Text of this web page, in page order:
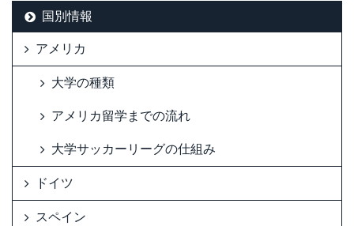
国別情報
アメリカ
大学の種類
アメリカ留学までの流れ
大学サッカーリーグの仕組み
ドイツ
スペイン